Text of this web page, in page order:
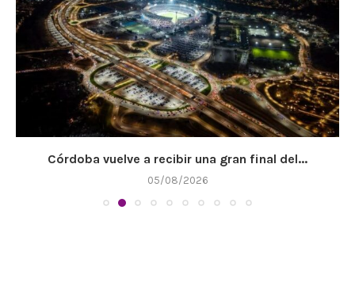
Córdoba vuelve a recibir una gran final del...
05/08/2026